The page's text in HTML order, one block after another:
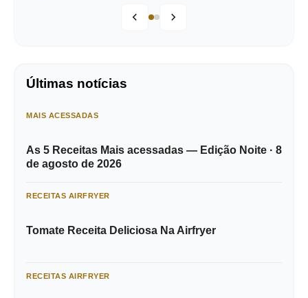
Últimas notícias
MAIS ACESSADAS
As 5 Receitas Mais acessadas — Edição Noite · 8
de agosto de 2026
RECEITAS AIRFRYER
Tomate Receita Deliciosa Na Airfryer
RECEITAS AIRFRYER